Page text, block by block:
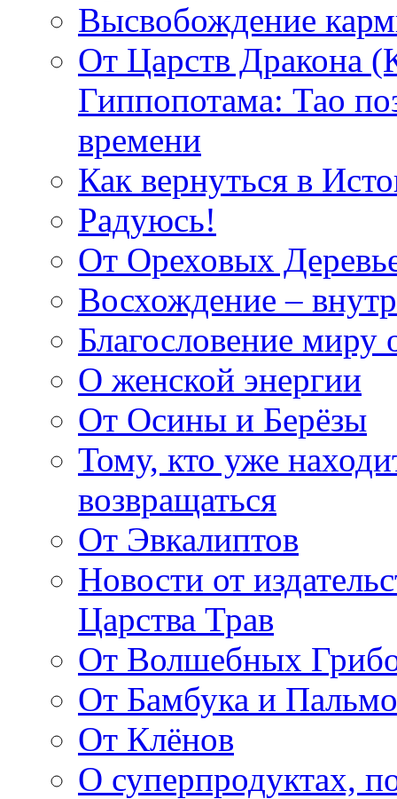
Высвобождение
От Царств Дракона
Гиппопотама: Тао
времени
Как вернуться в
Радуюсь!
От Ореховых
Восхождение –
Благословение миру
О женской энергии
От Осины и Берёзы
Тому, кто уже
возвращаться
От Эвкалиптов
Новости от
Царства Трав
От Волшебных
От Бамбука и
От Клёнов
О суперпродуктах,